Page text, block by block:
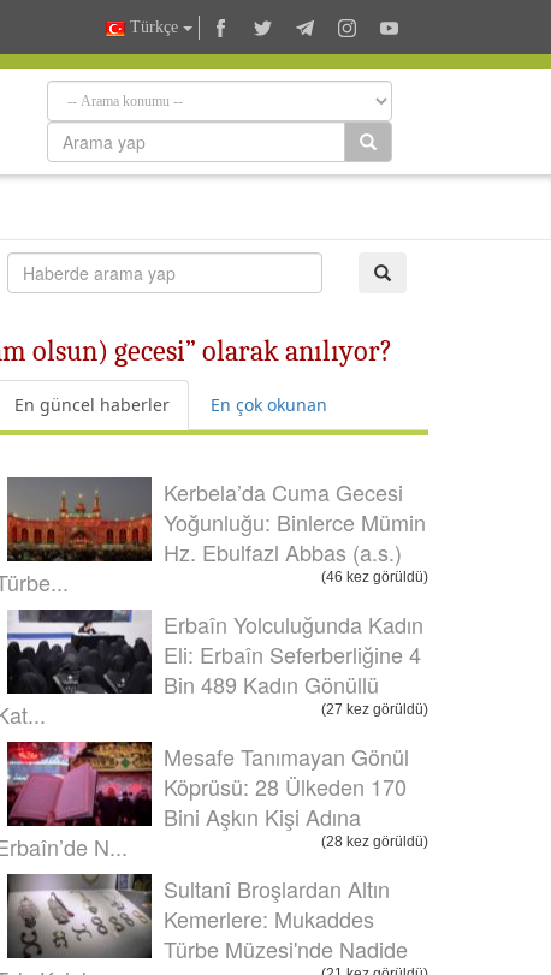
Türkçe
olsun) gecesi” olarak anılıyor?
En güncel haberler En çok okunan
Kerbela’da Cuma Gecesi
Yoğunluğu: Binlerce Mümin
Hz. Ebulfazl Abbas (a.s.)
(46 kez görüldü)
Erbaîn Yolculuğunda Kadın
Eli: Erbaîn Seferberliğine 4
Bin 489 Kadın Gönüllü
(27 kez görüldü)
Mesafe Tanımayan Gönül
Köprüsü: 28 Ülkeden 170
Bini Aşkın Kişi Adına
N...
(28 kez görüldü)
Sultanî Broşlardan Altın
Kemerlere: Mukaddes
Türbe Müzesi'nde Nadide